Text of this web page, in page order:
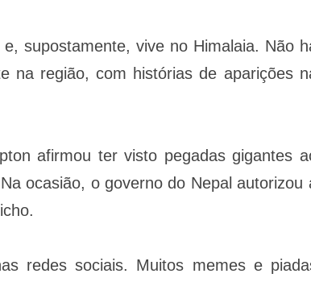
supostamente, vive no Himalaia. Não
na região, com histórias de aparições
afirmou ter visto pegadas gigantes
ocasião, o governo do Nepal autorizou
redes sociais. Muitos memes e